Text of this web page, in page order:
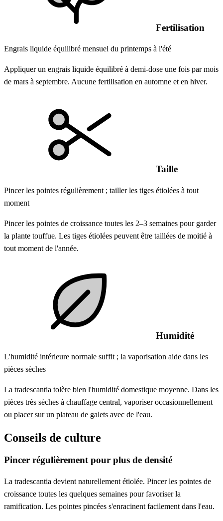
Fertilisation
Engrais liquide équilibré mensuel du printemps à l'été
Appliquer un engrais liquide équilibré à demi-dose une fois par mois
de mars à septembre. Aucune fertilisation en automne et en hiver.
Taille
Pincer les pointes régulièrement ; tailler les tiges étiolées à tout
moment
Pincer les pointes de croissance toutes les 2–3 semaines pour garder
la plante touffue. Les tiges étiolées peuvent être taillées de moitié à
tout moment de l'année.
Humidité
L'humidité intérieure normale suffit ; la vaporisation aide dans les
pièces sèches
La tradescantia tolère bien l'humidité domestique moyenne. Dans les
pièces très sèches à chauffage central, vaporiser occasionnellement
ou placer sur un plateau de galets avec de l'eau.
Conseils de culture
Pincer régulièrement pour plus de densité
La tradescantia devient naturellement étiolée. Pincer les pointes de
croissance toutes les quelques semaines pour favoriser la
ramification. Les pointes pincées s'enracinent facilement dans l'eau.